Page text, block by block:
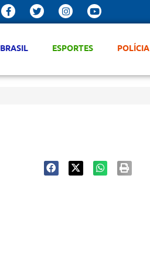
BRASIL ESPORTES POLÍCIA